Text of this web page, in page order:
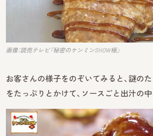
画像：読売テレビ『秘密のケンミンSHOW極』
お客さんの様子をのぞいてみると、謎の
をたっぷりとかけて、ソースごと出汁の中